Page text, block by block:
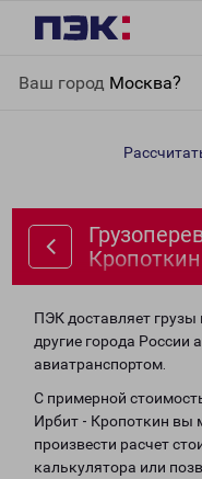
Ваш город Москва?
Кропоткин
Кропоткин
ПЭК доставляет
другие города
авиатранспортом.
С примерной
Ирбит - Кропоткин вы
произвести расчет
калькулятора или